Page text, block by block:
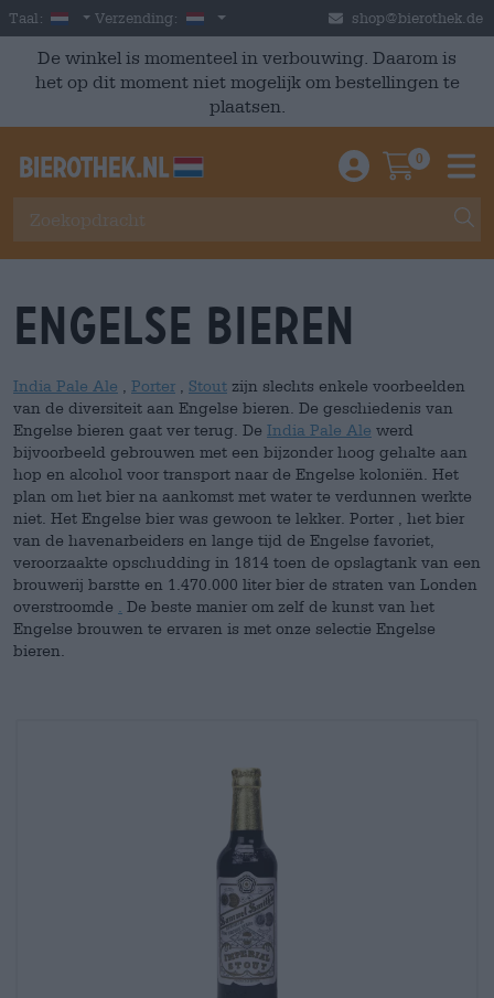
Skip to main content
Taal: Dutch
Verzending: Nederland shop@bierothek.de
De winkel is momenteel in verbouwing. Daarom is
het op dit moment niet mogelijk om bestellingen te
plaatsen.
Einloggen /
0
Engelse bieren
India Pale Ale Porter Stout zijn slechts enkele voorbeelden
van de diversiteit aan Engelse bieren. De geschiedenis van
Engelse bieren gaat ver terug. De India Pale Ale werd
bijvoorbeeld gebrouwen met een bijzonder hoog gehalte aan
hop en alcohol voor transport naar de Engelse koloniën. Het
plan om het bier na aankomst met water te verdunnen werkte
niet. Het Engelse bier was gewoon te lekker. Porter
, het bier
van de havenarbeiders en lange tijd de Engelse favoriet,
veroorzaakte opschudding in 1814 toen de opslagtank van een
brouwerij barstte en 1.470.000 liter bier de straten van Londen
overstroomde
De beste manier om zelf de kunst van het
Engelse brouwen te ervaren is met onze selectie Engelse
bieren.